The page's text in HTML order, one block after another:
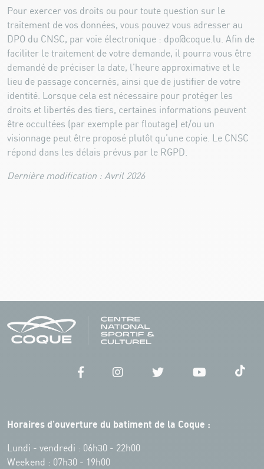
Pour exercer vos droits ou pour toute question sur le
traitement de vos données, vous pouvez vous adresser au
DPO du CNSC, par voie électronique : dpo@coque.lu. Afin de
faciliter le traitement de votre demande, il pourra vous être
demandé de préciser la date, l’heure approximative et le
lieu de passage concernés, ainsi que de justifier de votre
identité. Lorsque cela est nécessaire pour protéger les
droits et libertés des tiers, certaines informations peuvent
être occultées (par exemple par floutage) et/ou un
visionnage peut être proposé plutôt qu’une copie. Le CNSC
répond dans les délais prévus par le RGPD.
Dernière modification : Avril 2026
Horaires d'ouverture du batiment de la Coque :
Lundi - vendredi : 06h30 - 22h00
Weekend : 07h30 - 19h00